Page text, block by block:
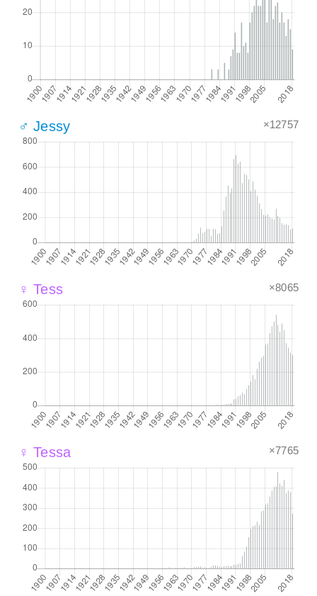
♂ Jessy ×12757
♀ Tess ×8065
♀ Tessa ×7765